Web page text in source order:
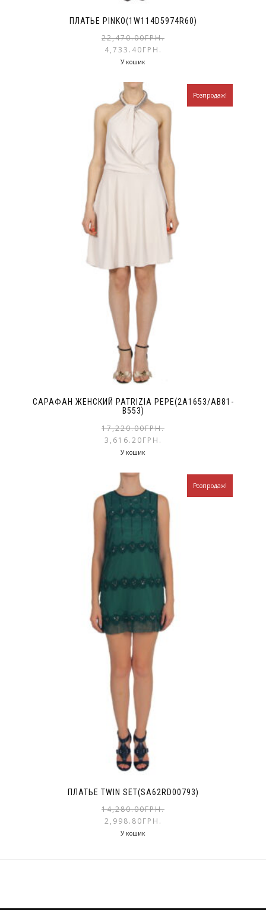
ПЛАТЬЕ PINKO(1W114D5974R60)
22,470.00ГРН.
4,733.40ГРН.
У кошик
САРАФАН ЖЕНСКИЙ PATRIZIA PEPE(2A1653/AB81-
B553)
Розпродаж!
17,220.00ГРН.
3,616.20ГРН.
У кошик
ПЛАТЬЕ TWIN SET(SA62RD00793)
Розпродаж!
14,280.00ГРН.
2,998.80ГРН.
У кошик